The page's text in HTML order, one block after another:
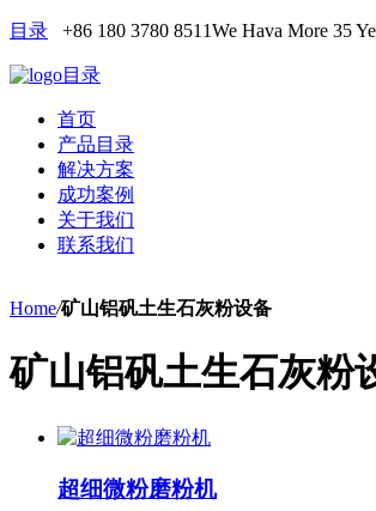
目录 +86 180 3780 8511We Hava More 35
目录
首页
产品目录
解决方案
成功案例
关于我们
联系我们
Home/矿山铝矾土生石灰粉设备
矿山铝矾土生石灰粉
超细微粉磨粉机